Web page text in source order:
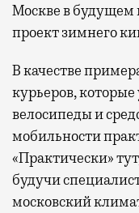
Москве в будущем
проект зимнего
В качестве
курьеров,
велосипеды и
мобильности
«Практически»
будучи
московский